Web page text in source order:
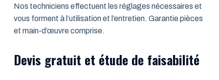
Nos techniciens effectuent les réglages nécessaires et
vous forment à l’utilisation et l’entretien. Garantie pièces
et main-d’œuvre comprise.
Devis gratuit et étude de faisabilité